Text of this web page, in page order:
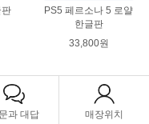
PS5 페르소나 5 로얄
한글판
33,800원
과 대답 매장위치